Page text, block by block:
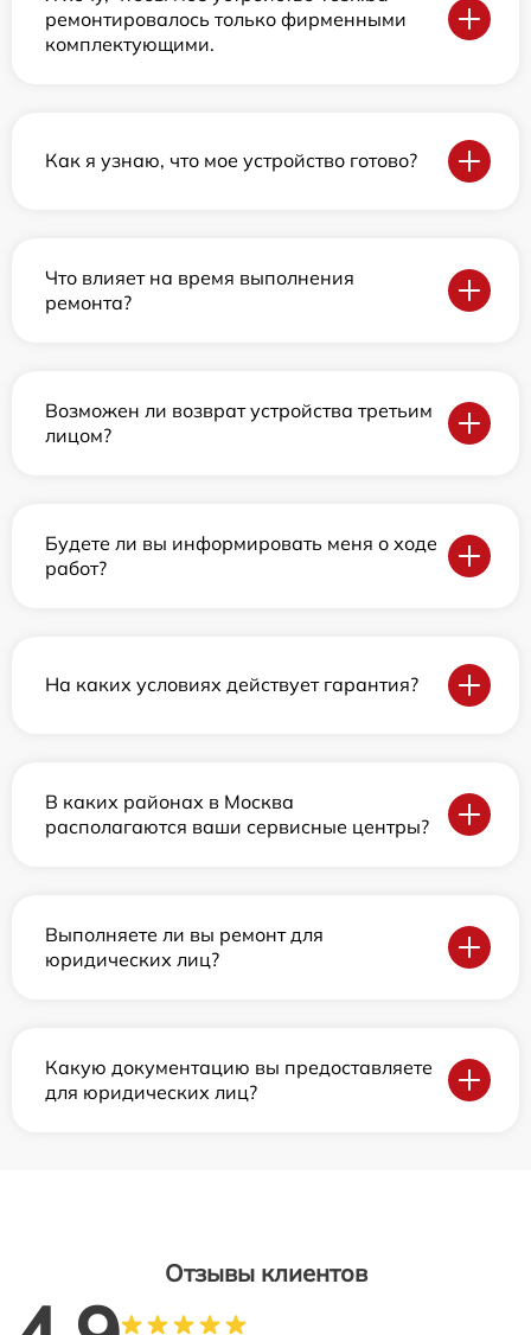
ремонтировалось только фирменными
комплектующими.
Как я узнаю, что мое устройство готово?
Что влияет на время выполнения
ремонта?
Возможен ли возврат устройства третьим
лицом?
Будете ли вы информировать меня о ходе
работ?
На каких условиях действует гарантия?
В каких районах в Москва
располагаются ваши сервисные центры?
Выполняете ли вы ремонт для
юридических лиц?
Какую документацию вы предоставляете
для юридических лиц?
Отзывы клиентов